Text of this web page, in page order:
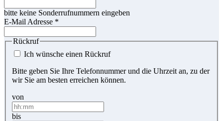
bitte keine Sonderrufnummern eingeben
E-Mail Adresse *
Rückruf
Ich wünsche einen Rückruf
Bitte geben Sie Ihre Telefonnummer und die Uhrzeit an, zu der
wir Sie am besten erreichen können.
von
bis